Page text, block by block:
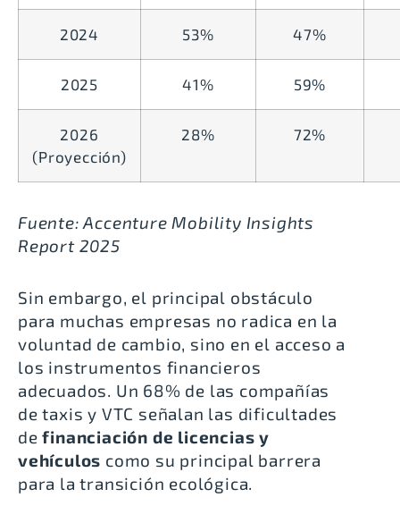
2024 53% 47%
2025 41% 59%
2026
(Proyección)
28% 72%
Fuente: Accenture Mobility Insights
Report 2025
Sin embargo, el principal obstáculo
para muchas empresas no radica en la
voluntad de cambio, sino en el acceso a
los instrumentos financieros
adecuados. Un 68% de las compañías
de taxis y VTC señalan las dificultades
definanciación de licencias y
vehículos como su principal barrera
para la transición ecológica.